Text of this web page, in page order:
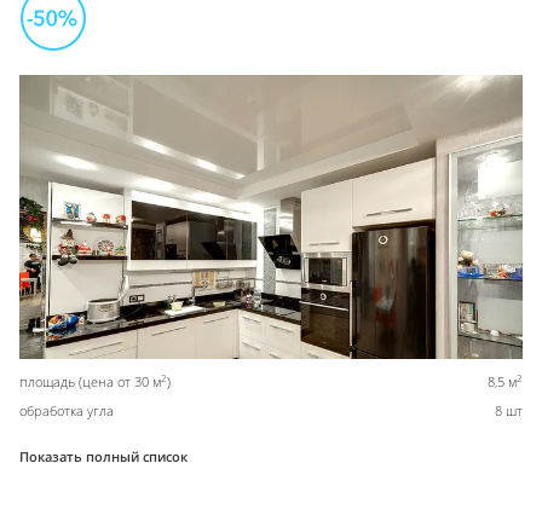
площадь (цена от 30 м2) 8,5 м2
обработка угла 8 шт
Показать полный список